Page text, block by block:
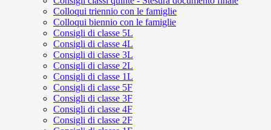
Colloqui triennio con le famiglie
Colloqui biennio con le famiglie
Consigli di classe 5L
Consigli di classe 4L
Consigli di classe 3L
Consigli di classe 2L
Consigli di classe 1L
Consigli di classe 5F
Consigli di classe 3F
Consigli di classe 4F
Consigli di classe 2F